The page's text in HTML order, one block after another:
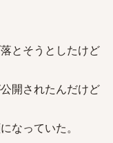
とそうとしたけど
開されたんだけど
なっていた。